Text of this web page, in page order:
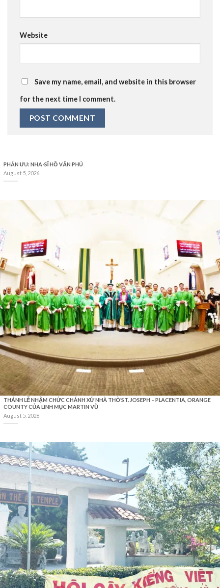
Website
Save my name, email, and website in this browser
for the next time I comment.
PHÂN ƯU: NHA-SĨ HỒ VĂN PHÚ
August 5, 2026
THÁNH LỄ NHẬM CHỨC CHÁNH XỨ NHÀ THỜ ST. JOSEPH – PLACENTIA, ORANGE
COUNTY CỦA LINH MỤC MARTIN VŨ
August 5, 2026